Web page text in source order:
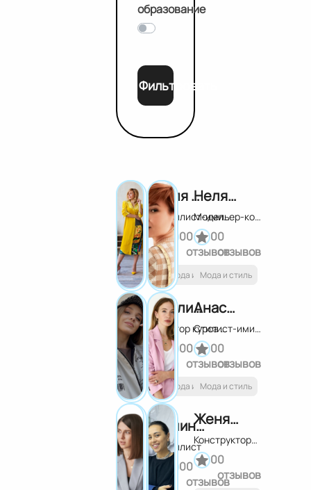
образование
Фильтровать
Оля Светлоградская
Стилист-имиджмейкер. Автор курса "Стиллион"
00
отзывов
Мода и стиль
Неля Мазгарова
Модельер-конструктор
00
отзывов
Мода и стиль
Галина Исаева
Автор курса "Streetsmart"
00
отзывов
Мода и стиль
Анастасия Загорская
Стилист-имиджмейкер
00
отзывов
Мода и стиль
Алина Меоc
Стилист
00
отзывов
Женя Арон
Конструктор-модельер
00
отзывов